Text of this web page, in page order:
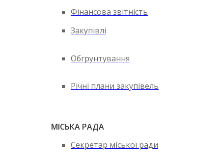
Фінансова звітність
Закупівлі
Обгрунтування
Річні плани закупівель
МІСЬКА РАДА
Секретар міської ради